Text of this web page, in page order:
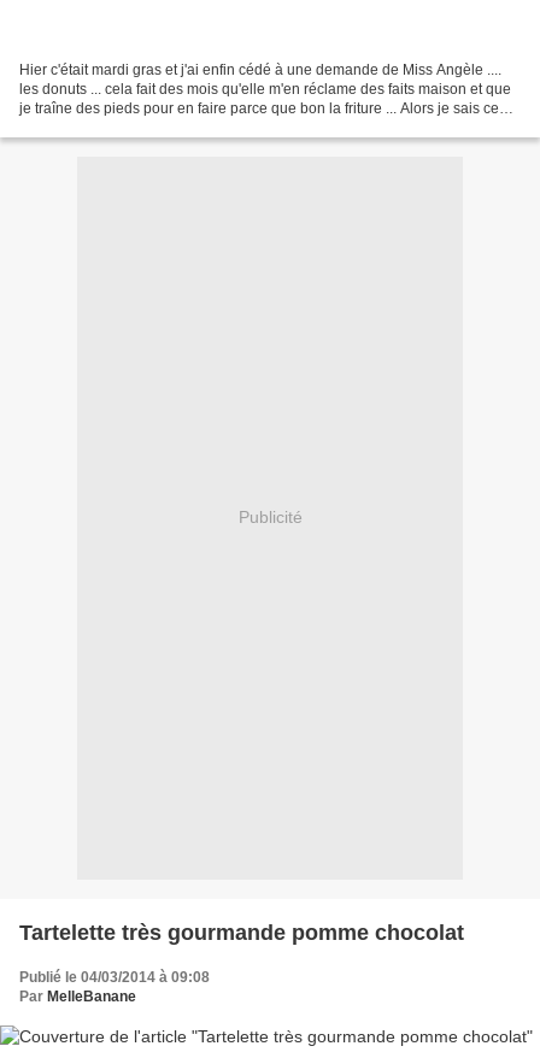
Hier c'était mardi gras et j'ai enfin cédé à une demande de Miss Angèle ....
les donuts ... cela fait des mois qu'elle m'en réclame des faits maison et que
je traîne des pieds pour en faire parce que bon la friture ... Alors je sais ce
Publicité
Tartelette très gourmande pomme chocolat
Publié le 04/03/2014 à 09:08
Par MelleBanane